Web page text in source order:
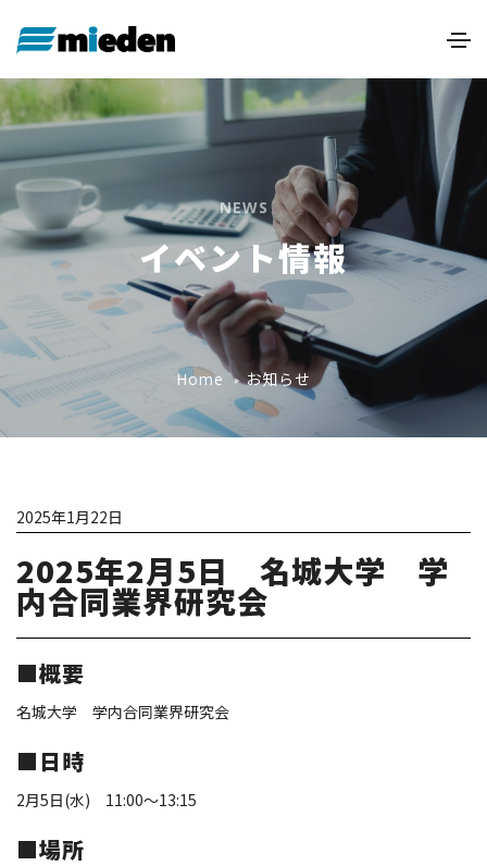
NEWS
イベント情報
Home お知らせ
2025年1月22日
2025年2月5日 名城大学 学
内合同業界研究会
■概要
名城大学 学内合同業界研究会
■日時
2月5日(水) 11:00～13:15
■場所